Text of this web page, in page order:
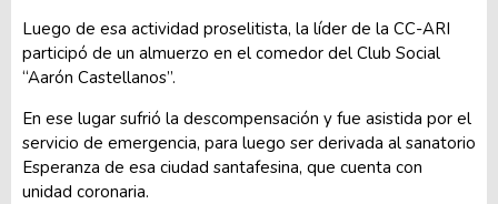
Luego de esa actividad proselitista, la líder de la CC-ARI
participó de un almuerzo en el comedor del Club Social
“Aarón Castellanos”.
En ese lugar sufrió la descompensación y fue asistida por el
servicio de emergencia, para luego ser derivada al sanatorio
Esperanza de esa ciudad santafesina, que cuenta con
unidad coronaria.